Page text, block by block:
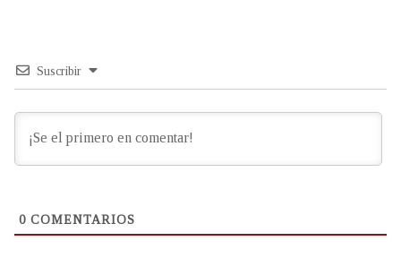
Suscribir
0 COMENTARIOS